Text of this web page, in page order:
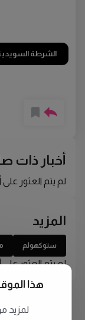
الشرطة
أخبار ذات
لم يتم العثور
المزيد
ستوكهولم
لم يتم العثور
هذا
لمزيد